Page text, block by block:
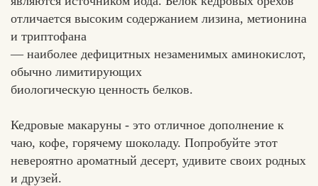
отличается высоким содержанием лизина, метионина
и триптофана
— наиболее дефицитных незаменимых аминокислот,
обычно лимитирующих
биологическую ценность белков.
Кедровые макаруны - это отличное дополнение к
чаю, кофе, горячему шоколаду. Попробуйте этот
невероятно ароматный десерт, удивите своих родных
и друзей.